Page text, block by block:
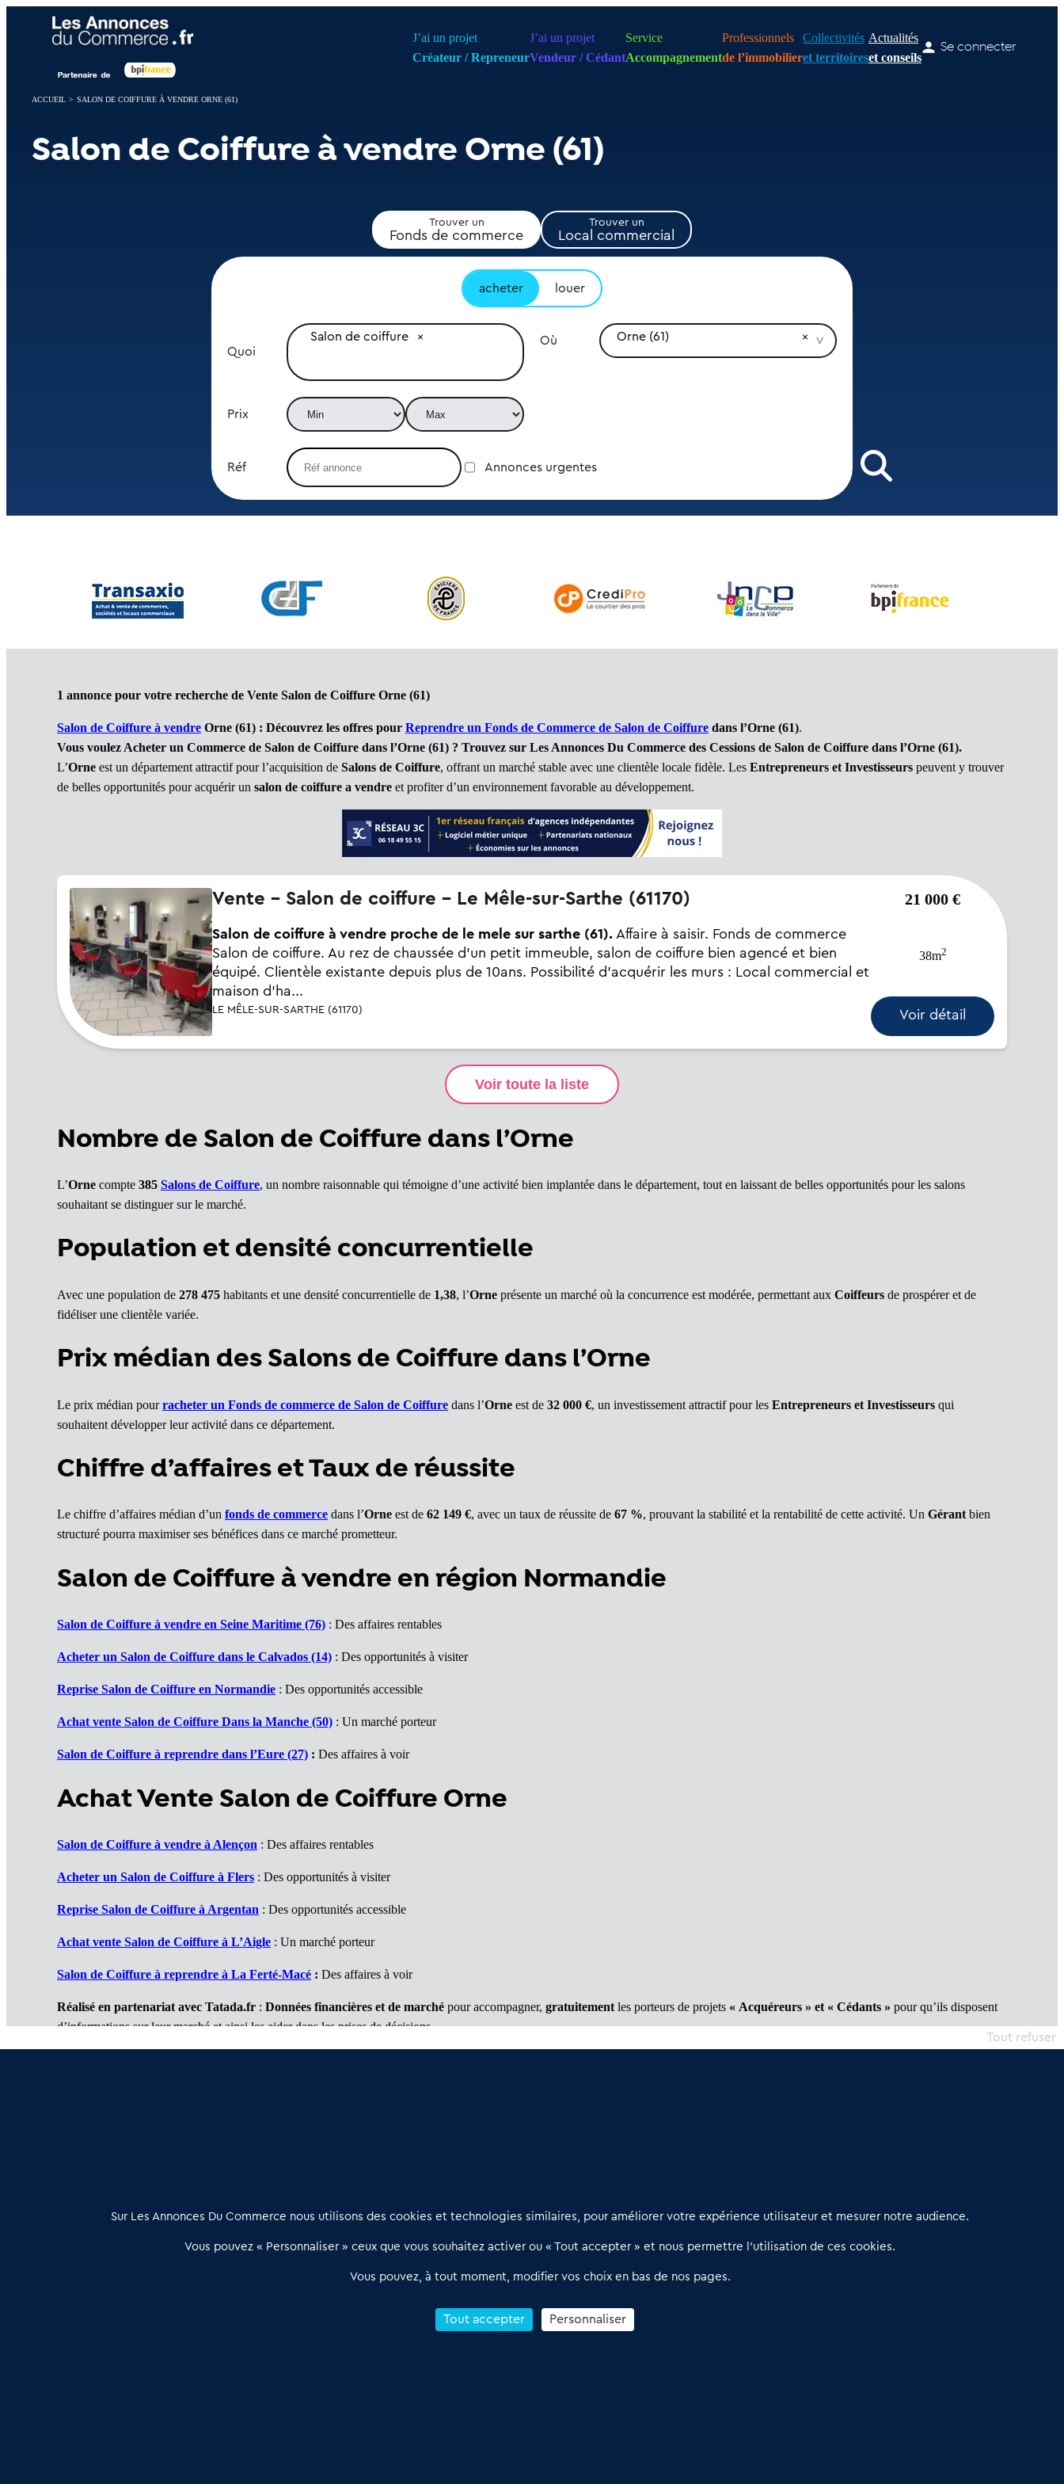
J’ai un projet
Créateur / Repreneur
J’ai un projet
Vendeur / Cédant
Service
Accompagnement
Professionnels
de l’immobilier
Collectivités
et territoires
Actualités
et conseils
Se connecter
ACCUEIL > SALON DE COIFFURE À VENDRE ORNE (61)
Salon de Coiffure à vendre Orne (61)
Trouver un
Fonds de commerce
Trouver un
Local commercial
acheter louer
Quoi
Salon de coiffure Où Orne (61)
Prix
Réf Annonces urgentes
1 annonce pour votre recherche de Vente Salon de Coiffure Orne (61)
Salon de Coiffure à vendre Orne (61) : Découvrez les offres pour Reprendre un Fonds de Commerce de Salon de Coiffure dans l’Orne (61).
Vous voulez Acheter un Commerce de Salon de Coiffure dans l’Orne (61) ? Trouvez sur Les Annonces Du Commerce des Cessions de Salon de Coiffure dans l’Orne (61).
L’Orne est un département attractif pour l’acquisition de Salons de Coiffure, offrant un marché stable avec une clientèle locale fidèle. Les Entrepreneurs et Investisseurs peuvent y trouver
de belles opportunités pour acquérir un salon de coiffure a vendre et profiter d’un environnement favorable au développement.
Vente - Salon de coiffure - Le Mêle-sur-Sarthe (61170)
Salon de coiffure à vendre proche de le mele sur sarthe (61). Affaire à saisir. Fonds de commerce
Salon de coiffure. Au rez de chaussée d'un petit immeuble, salon de coiffure bien agencé et bien
équipé. Clientèle existante depuis plus de 10ans. Possibilité d'acquérir les murs : Local commercial et
maison d'ha...
LE MÊLE-SUR-SARTHE (61170)
21 000 €
38m2
Voir détail
Nombre de Salon de Coiffure dans l’Orne
L’Orne compte 385 Salons de Coiffure, un nombre raisonnable qui témoigne d’une activité bien implantée dans le département, tout en laissant de belles opportunités pour les salons
souhaitant se distinguer sur le marché.
Population et densité concurrentielle
Avec une population de 278 475 habitants et une densité concurrentielle de 1,38, l’Orne présente un marché où la concurrence est modérée, permettant aux Coiffeurs de prospérer et de
fidéliser une clientèle variée.
Prix médian des Salons de Coiffure dans l’Orne
Le prix médian pourracheter un Fonds de commerce de Salon de Coiffure dans l’Orne est de 32 000 €, un investissement attractif pour les Entrepreneurs et Investisseurs qui
souhaitent développer leur activité dans ce département.
Chiffre d’affaires et Taux de réussite
Le chiffre d’affaires médian d’un fonds de commerce dans l’Orne est de 62 149 €, avec un taux de réussite de 67 %, prouvant la stabilité et la rentabilité de cette activité. Un Gérantbien
structuré pourra maximiser ses bénéfices dans ce marché prometteur.
Salon de Coiffure à vendre en région Normandie
Salon de Coiffure à vendre en Seine Maritime (76) : Des affaires rentables
Acheter un Salon de Coiffure dans le Calvados (14) : Des opportunités à visiter
Reprise Salon de Coiffure en Normandie : Des opportunités accessible
Achat vente Salon de Coiffure Dans la Manche (50) : Un marché porteur
Salon de Coiffure à reprendre dans l’Eure (27) : Des affaires à voir
Achat Vente Salon de Coiffure Orne
Salon de Coiffure à vendre à Alençon : Des affaires rentables
Acheter un Salon de Coiffure à Flers : Des opportunités à visiter
Reprise Salon de Coiffure à Argentan : Des opportunités accessible
Achat vente Salon de Coiffure à L’Aigle : Un marché porteur
Salon de Coiffure à reprendre à La Ferté-Macé : Des affaires à voir
Réalisé en partenariat avec Tatada.fr : Données financières et de marché pour accompagner, gratuitement les porteurs de projets « Acquéreurs » et « Cédants » pour qu’ils disposent
d’informations sur leur marché et ainsi les aider dans les prises de décisions.
relation qualifiée conçu pour les acteurs de l’immobilier commercial
02 54 56 03 17
Contactez-nous
Notre solution
Offres Pro
Qui sommes nous ?
Petitscommerces : Un partenariat au service du commerce de
Panneau de gestion des cookies
Sur Les Annonces Du Commerce nous utilisons des cookies et technologies similaires, pour améliorer votre expérience utilisateur et mesurer notre audience.
Vous pouvez « Personnaliser » ceux que vous souhaitez activer ou « Tout accepter » et nous permettre l’utilisation de ces cookies.
Vous pouvez, à tout moment, modifier vos choix en bas de nos pages.
Tout accepter
Tout refuser
Personnaliser